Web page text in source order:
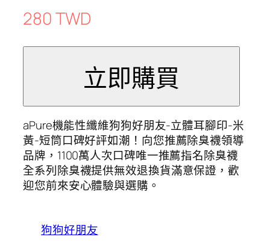
280 TWD
aPure機能性纖維狗狗好朋友-立體耳腳印-米
黃-短筒口碑好評如潮！向您推薦除臭襪領導
品牌，1100萬人次口碑唯一推薦指名除臭襪
全系列除臭襪提供無效退換貨滿意保證，歡
迎您前來安心體驗與選購。
狗狗好朋友